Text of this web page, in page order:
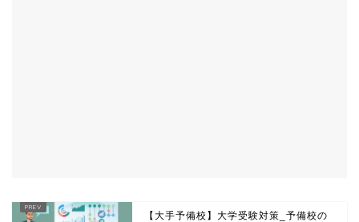
【大手予備校】大学受験対策_予備校の